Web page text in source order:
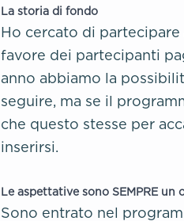
La storia di fondo
Ho cercato di partecipare
favore dei partecipanti
anno abbiamo la
seguire, ma se il
che questo stesse per
inserirsi.
Le aspettative sono SEMPRE
Sono entrato nel